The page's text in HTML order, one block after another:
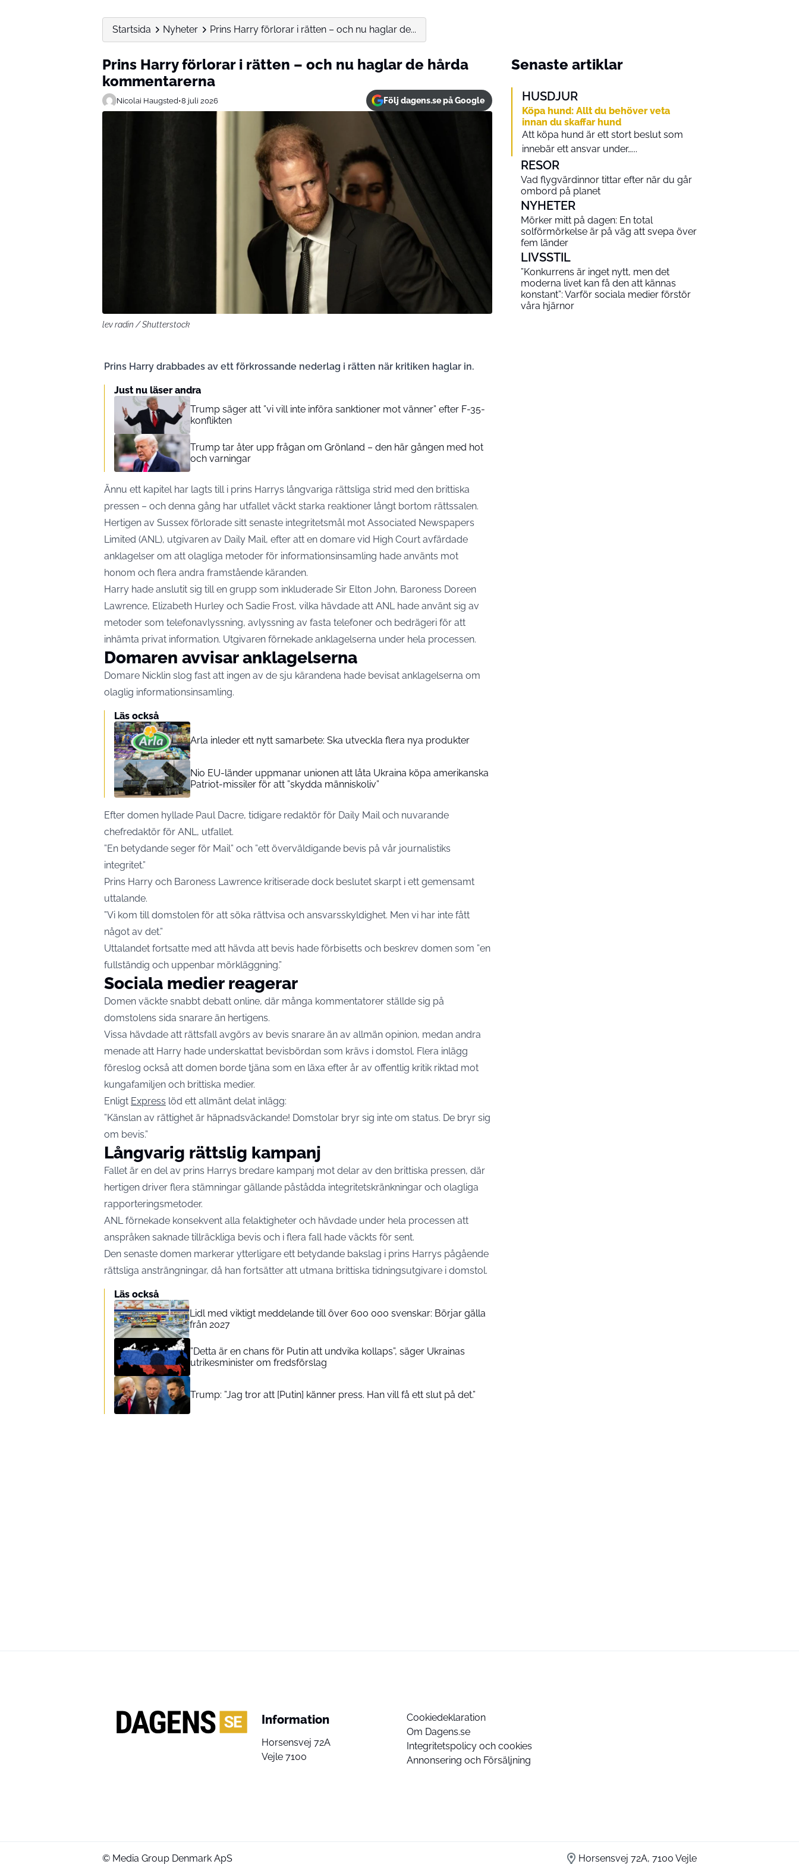
Startsida Nyheter Prins Harry förlorar i rätten – och nu haglar de...
Prins Harry förlorar i rätten – och nu haglar de hårda
kommentarerna
Nicolai Haugsted•8 juli 2026 Följ dagens.se på Google
lev radin / Shutterstock
Prins Harry drabbades av ett förkrossande nederlag i rätten när kritiken haglar in.
Just nu läser andra
Trump säger att ”vi vill inte införa sanktioner mot vänner” efter F-35-
konflikten
Trump tar åter upp frågan om Grönland – den här gången med hot
och varningar
Ännu ett kapitel har lagts till i prins Harrys långvariga rättsliga strid med den brittiska
pressen – och denna gång har utfallet väckt starka reaktioner långt bortom rättssalen.
Hertigen av Sussex förlorade sitt senaste integritetsmål mot Associated Newspapers
Limited (ANL), utgivaren av Daily Mail, efter att en domare vid High Court avfärdade
anklagelser om att olagliga metoder för informationsinsamling hade använts mot
honom och flera andra framstående käranden.
Harry hade anslutit sig till en grupp som inkluderade Sir Elton John, Baroness Doreen
Lawrence, Elizabeth Hurley och Sadie Frost, vilka hävdade att ANL hade använt sig av
metoder som telefonavlyssning, avlyssning av fasta telefoner och bedrägeri för att
inhämta privat information. Utgivaren förnekade anklagelserna under hela processen.
Domaren avvisar anklagelserna
Domare Nicklin slog fast att ingen av de sju kärandena hade bevisat anklagelserna om
olaglig informationsinsamling.
Läs också
Arla inleder ett nytt samarbete: Ska utveckla flera nya produkter
Nio EU-länder uppmanar unionen att låta Ukraina köpa amerikanska
Patriot-missiler för att ”skydda människoliv”
Efter domen hyllade Paul Dacre, tidigare redaktör för Daily Mail och nuvarande
chefredaktör för ANL, utfallet.
”En betydande seger för Mail” och ”ett överväldigande bevis på vår journalistiks
integritet.”
Prins Harry och Baroness Lawrence kritiserade dock beslutet skarpt i ett gemensamt
uttalande.
”Vi kom till domstolen för att söka rättvisa och ansvarsskyldighet. Men vi har inte fått
något av det.”
Uttalandet fortsatte med att hävda att bevis hade förbisetts och beskrev domen som ”en
fullständig och uppenbar mörkläggning.”
Sociala medier reagerar
Domen väckte snabbt debatt online, där många kommentatorer ställde sig på
domstolens sida snarare än hertigens.
Vissa hävdade att rättsfall avgörs av bevis snarare än av allmän opinion, medan andra
menade att Harry hade underskattat bevisbördan som krävs i domstol. Flera inlägg
föreslog också att domen borde tjäna som en läxa efter år av offentlig kritik riktad mot
kungafamiljen och brittiska medier.
Enligt Express löd ett allmänt delat inlägg:
”Känslan av rättighet är häpnadsväckande! Domstolar bryr sig inte om status. De bryr sig
om bevis.”
Långvarig rättslig kampanj
Fallet är en del av prins Harrys bredare kampanj mot delar av den brittiska pressen, där
hertigen driver flera stämningar gällande påstådda integritetskränkningar och olagliga
rapporteringsmetoder.
ANL förnekade konsekvent alla felaktigheter och hävdade under hela processen att
anspråken saknade tillräckliga bevis och i flera fall hade väckts för sent.
Den senaste domen markerar ytterligare ett betydande bakslag i prins Harrys pågående
rättsliga ansträngningar, då han fortsätter att utmana brittiska tidningsutgivare i domstol.
Läs också
Lidl med viktigt meddelande till över 600 000 svenskar: Börjar gälla
från 2027
”Detta är en chans för Putin att undvika kollaps”, säger Ukrainas
utrikesminister om fredsförslag
Trump: ”Jag tror att [Putin] känner press. Han vill få ett slut på det.”
Senaste artiklar
HUSDJUR
Köpa hund: Allt du behöver veta
innan du skaffar hund
Att köpa hund är ett stort beslut som
innebär ett ansvar under…...
RESOR
Vad flygvärdinnor tittar efter när du går
ombord på planet
NYHETER
Mörker mitt på dagen: En total
solförmörkelse är på väg att svepa över
fem länder
LIVSSTIL
”Konkurrens är inget nytt, men det
moderna livet kan få den att kännas
konstant”: Varför sociala medier förstör
våra hjärnor
Information
Horsensvej 72A
Vejle 7100
Cookiedeklaration
Om Dagens.se
Integritetspolicy och cookies
Annonsering och Försäljning
© Media Group Denmark ApS Horsensvej 72A, 7100 Vejle